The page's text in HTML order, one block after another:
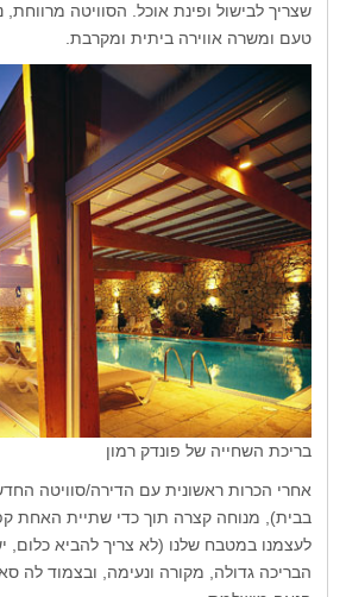
שצריך לבישול ופינת אוכל. הסוויטה מרווחת,
טעם ומשרה אווירה ביתית ומקרבת.
בריכת השחייה של פונדק רמון
אחרי הכרות ראשונית עם הדירה/סוויטה
בבית), מנוחה קצרה תוך כדי שתיית האחת
לעצמנו במטבח שלנו (לא צריך להביא כלום,
הבריכה גדולה, מקורה ונעימה, ובצמוד לה